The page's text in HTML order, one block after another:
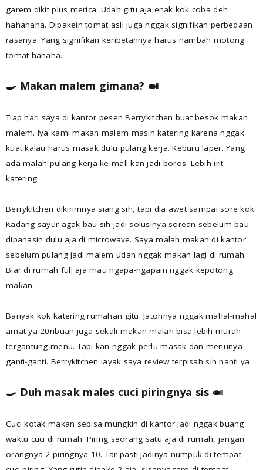
garem dikit plus merica. Udah gitu aja enak kok coba deh
hahahaha. Dipakein tomat asli juga nggak signifikan perbedaan
rasanya. Yang signifikan keribetannya harus nambah motong
tomat hahaha.
🍳 Makan malem gimana? 🍛
Tiap hari saya di kantor pesen Berrykitchen buat besok makan
malem. Iya kami makan malem masih katering karena nggak
kuat kalau harus masak dulu pulang kerja. Keburu laper. Yang
ada malah pulang kerja ke mall kan jadi boros. Lebih irit
katering.
Berrykitchen dikirimnya siang sih, tapi dia awet sampai sore kok.
Kadang sayur agak bau sih jadi solusinya sorean sebelum bau
dipanasin dulu aja di microwave. Saya malah makan di kantor
sebelum pulang jadi malem udah nggak makan lagi di rumah.
Biar di rumah full aja mau ngapa-ngapain nggak kepotong
makan.
Banyak kok katering rumahan gitu. Jatohnya nggak mahal-mahal
amat ya 20ribuan juga sekali makan malah bisa lebih murah
tergantung menu. Tapi kan nggak perlu masak dan menunya
ganti-ganti. Berrykitchen layak saya review terpisah sih nanti ya.
🍳 Duh masak males cuci piringnya sis 🍛
Cuci kotak makan sebisa mungkin di kantor jadi nggak buang
waktu cuci di rumah. Piring seorang satu aja di rumah, jangan
orangnya 2 piringnya 10. Tar pasti jadinya numpuk di tempat